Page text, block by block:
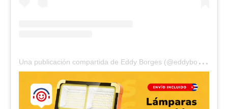
U
na publicación compartida de Eddy Borges (@eddyborgesmusic)